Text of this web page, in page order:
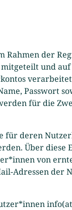
Rahmen der
und auf
Passwort
für die
deren
Über diese
von
Adressen der